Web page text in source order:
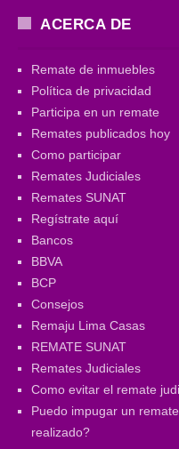
ACERCA DE
Remate de inmuebles
Política de privacidad
Participa en un remate
Remates publicados hoy
Como participar
Remates Judiciales
Remates SUNAT
Regístrate aquí
Bancos
BBVA
BCP
Consejos
Remaju Lima Casas
REMATE SUNAT
Remates Judiciales
Como evitar el remate
Puedo impugar un
realizado?